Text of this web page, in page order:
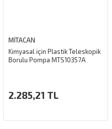
MİTACAN
Kimyasal için Plastik Teleskopik
Borulu Pompa MTS10357A
2.285,21 TL